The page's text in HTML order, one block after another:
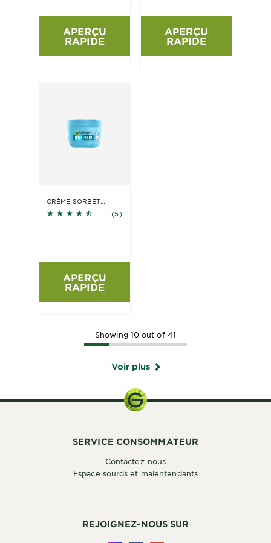
APERÇU
RAPIDE
APERÇU
RAPIDE
CRÈME SORBET
4.4 sur 5 étoiles basé sur les avis
(5)
APERÇU
RAPIDE
Showing 10 out of 41
Voir plus
REJOIGNEZ-NOUS SUR
SERVICE CONSOMMATEUR
Contactez-nous
Espace sourds et malentendants